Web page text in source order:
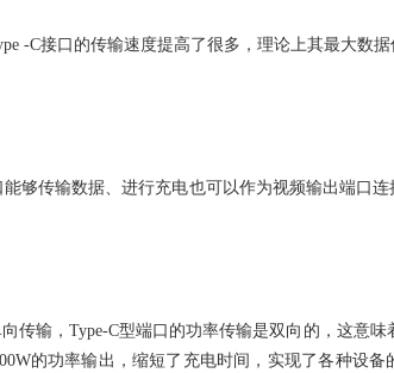
-C接口的传输速度提高了很多，理论上其最大数
能够传输数据、进行充电也可以作为视频输出端口
传输，Type-C型端口的功率传输是双向的，这意
的功率输出，缩短了充电时间，实现了各种设